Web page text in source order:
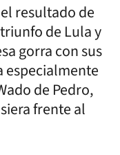
resultado de
de Lula y
gorra con sus
especialmente
de Pedro,
frente al